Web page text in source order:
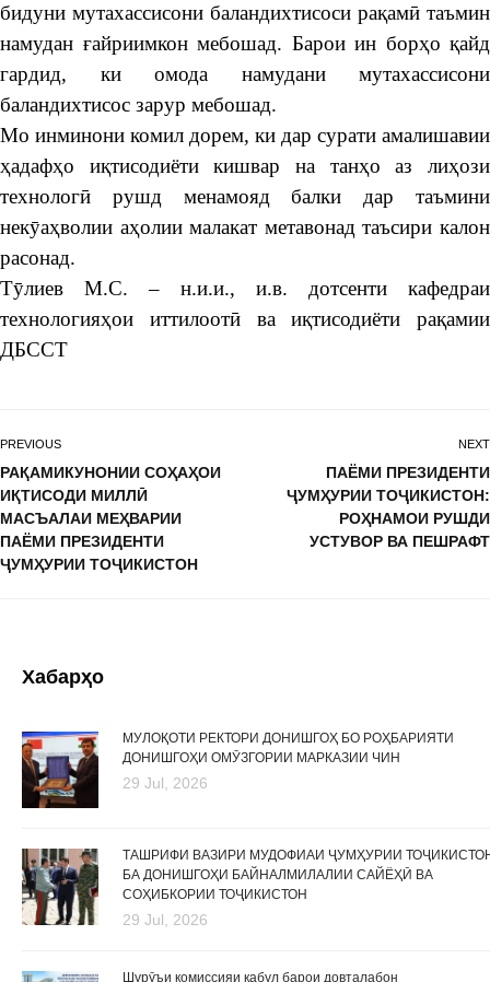
бидуни мутахассисони баландихтисоси рақамӣ таъмин
намудан ғайриимкон мебошад. Барои ин борҳо қайд
гардид, ки омода намудани мутахассисони
баландихтисос зарур мебошад.
Мо инминони комил дорем, ки дар сурати амалишавии
ҳадафҳо иқтисодиёти кишвар на танҳо аз лиҳози
технологӣ рушд менамояд балки дар таъмини
некӯаҳволии аҳолии малакат метавонад таъсири калон
расонад.
Тӯлиев М.С. – н.и.и., и.в. дотсенти кафедраи
технологияҳои иттилоотӣ ва иқтисодиёти рақамии
ДБССТ
PREVIOUS
РАҚАМИКУНОНИИ СОҲАҲОИ
ИҚТИСОДИ МИЛЛӢ
МАСЪАЛАИ МЕҲВАРИИ
ПАЁМИ ПРЕЗИДЕНТИ
ҶУМҲУРИИ ТОҶИКИСТОН
NEXT
ПАЁМИ ПРЕЗИДЕНТИ
ҶУМҲУРИИ ТОҶИКИСТОН:
РОҲНАМОИ РУШДИ
УСТУВОР ВА ПЕШРАФТ
Хабарҳо
МУЛОҚОТИ РЕКТОРИ ДОНИШГОҲ БО РОҲБАРИЯТИ
ДОНИШГОҲИ ОМӮЗГОРИИ МАРКАЗИИ ЧИН
29 Jul, 2026
ТАШРИФИ ВАЗИРИ МУДОФИАИ ҶУМҲУРИИ
БА ДОНИШГОҲИ БАЙНАЛМИЛАЛИИ САЙЁҲӢ ВА
СОҲИБКОРИИ ТОҶИКИСТОН
29 Jul, 2026
Шурӯъи комиссияи қабул барои довталабон